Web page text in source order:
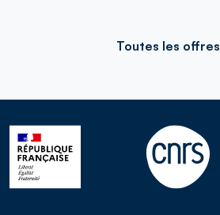
Toutes les offres